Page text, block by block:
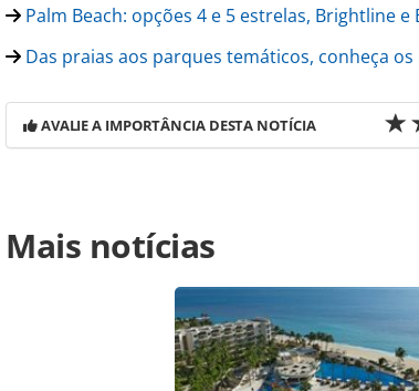
Palm Beach: opções 4 e 5 estrelas, Brightline
Das praias aos parques temáticos, conheça
AVALIE A IMPORTÂNCIA DESTA NOTÍCIA
https://www.panrotas.com.br/hotelaria/
novo-resort-com-foco-em-luxo-e-bem-estar-amrit-
ferramentas oferecidas na página. Todo o
é protegido pela legislação brasileira sobre direito
sem autorização da PANROTAS Editora
Mais notícias